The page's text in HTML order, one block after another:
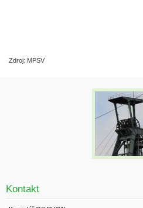
Zdroj: MPSV
Kontakt